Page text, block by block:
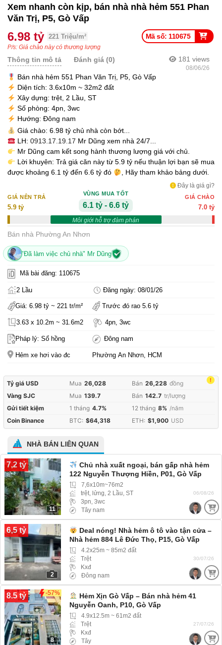
Xem nhanh còn kịp, bán nhà nhà hẻm 551 Phan
Văn Trị, P5, Gò Vấp
Mã số: 110675
6.98 tỷ 221 Triệu/m²
P/s: Giá chào này có thương lượng
181 views
08/06/26
Thông tin mô tả Đánh giá (0)
Bán nhà hẻm 551 Phan Văn Trị, P5, Gò Vấp
Diện tích: 3.6x10m ~ 32m2 đất
Xây dựng: trệt, 2 Lầu, ST
Số phòng: 4pn, 3wc
Hướng: Đông nam
Giá chào: 6.98 tỷ chủ nhà còn bớt...
LH: 0913.17.19.17 Mr Dũng xem nhà 24/7...
Mr Dũng cam kết song hành thương lượng giá với chủ.
Lời khuyên: Trả giá căn này từ 5.9 tỷ nếu thuận lợi bạn sẽ mua
được khoảng 6.1 tỷ đến 6.6 tỷ đó
, Hãy tham khảo bảng dưới.
Đây là giá gì?
GIÁ NÊN TRẢ
5.9 tỷ
VÙNG MUA TỐT
6.1 tỷ - 6.6 tỷ
Môi giới hỗ trợ đàm phán
GIÁ CHÀO
7.0 tỷ
Bán nhà Phường An Nhơn
"Đã làm việc chủ nhà" Mr Dũng
Mã bài đăng: 110675
2 Lầu Đăng ngày: 08/01/26
Giá: 6.98 tỷ ~ 221 tr/m² Trước đó rao 5.6 tỷ
3.63 x 10.2m ~ 31.6m2 4pn, 3wc
Pháp lý: Sổ hồng Đông nam
Hẻm xe hơi vào đc Phường An Nhơn, HCM
!
Tỷ giá USD Mua 26,028 Bán 26,228 đồng
Vàng SJC
Mua 139.7 Bán 142.7 tr/lượng
Gửi tiết kiệm
1 tháng 4.7% 12 tháng 8% /năm
Coin Binance
BTC: $64,318 ETH: $1,900 USD
NHÀ BÁN LIÊN QUAN
7,2 tỷ
11
Chủ nhà xuất ngoại, bán gấp nhà hẻm
122 Nguyễn Thượng Hiền, P01, Gò Vấp
7,6x10m~76m2
trệt, lửng, 2 Lầu, ST
3pn, 3wc
Tây nam
06/08/26
6,5 tỷ
2
Deal nóng! Nhà hẻm ô tô vào tận cửa –
Nhà hẻm 884 Lê Đức Thọ, P15, Gò Vấp
4.2x25m ~ 85m2 đất
Trệt
Kxđ
Đông nam
30/07/26
8.5 tỷ -57%
8
Hẻm Xịn Gò Vấp – Bán nhà hẻm 41
Nguyễn Oanh, P10, Gò Vấp
4.9x12.5m ~ 61m2 đất
Trệt
Kxđ
Tây
27/07/26